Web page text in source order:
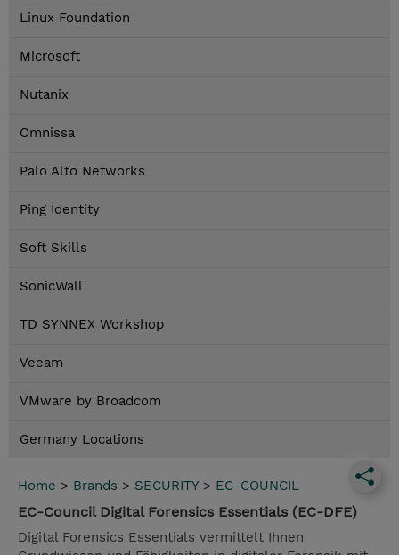
Linux Foundation
Microsoft
Nutanix
Omnissa
Palo Alto Networks
Ping Identity
Soft Skills
SonicWall
TD SYNNEX Workshop
Veeam
VMware by Broadcom
Germany Locations
Home > Brands > SECURITY > EC-COUNCIL
EC-Council Digital Forensics Essentials (EC-DFE)
Digital Forensics Essentials vermittelt Ihnen